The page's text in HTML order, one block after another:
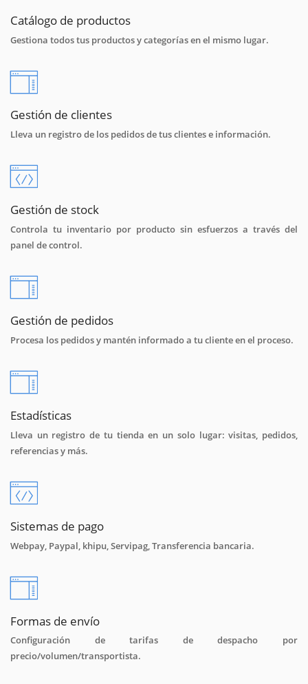
Catálogo de productos
Gestiona todos tus productos y categorías en el mismo lugar.
Gestión de clientes
Lleva un registro de los pedidos de tus clientes e información.
Gestión de stock
Controla tu inventario por producto sin esfuerzos a través del
panel de control.
Gestión de pedidos
Procesa los pedidos y mantén informado a tu cliente en el proceso.
Estadísticas
Lleva un registro de tu tienda en un solo lugar: visitas, pedidos,
referencias y más.
Sistemas de pago
Webpay, Paypal, khipu, Servipag, Transferencia bancaria.
Formas de envío
Configuración de tarifas de despacho por
precio/volumen/transportista.